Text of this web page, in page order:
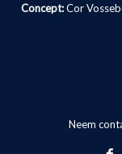
Concept:Cor
Neem